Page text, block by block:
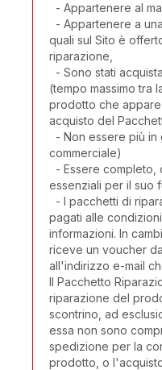
- Appartenere al
- Appartenere a
quali sul Sito è
riparazione,
- Sono stati
(tempo massimo tra
prodotto che
acquisto del
- Non essere più in
commerciale)
- Essere completo,
essenziali per il suo
- I pacchetti di
pagati alle
informazioni. In
riceve un voucher
all'indirizzo e-mail
Il Pacchetto
riparazione del
scontrino, ad
essa non sono
spedizione per la
prodotto, o